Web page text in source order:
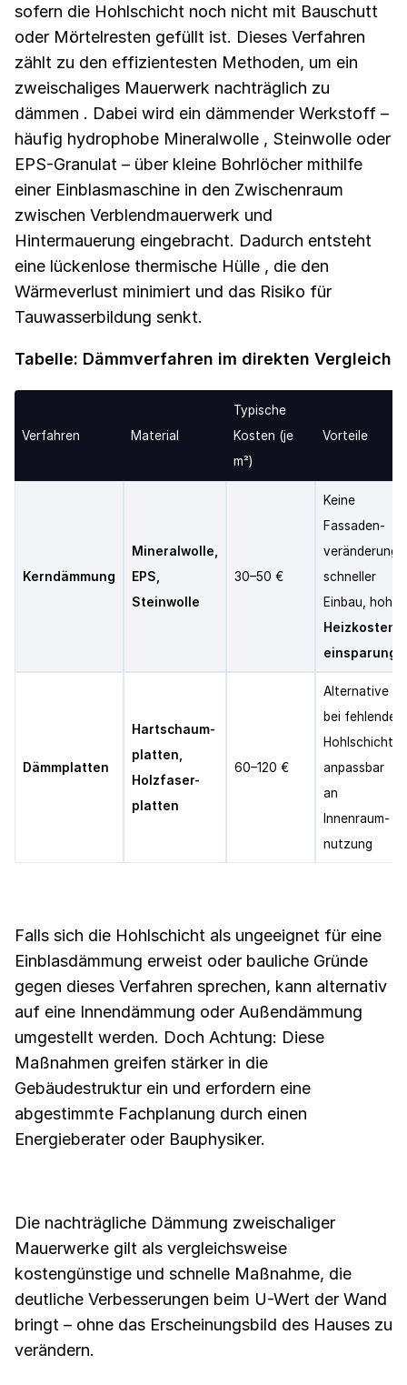
sofern die Hohlschicht noch nicht mit Bauschutt
oder Mörtelresten gefüllt ist. Dieses Verfahren
zählt zu den effizientesten Methoden, um ein
zweischaliges Mauerwerk nachträglich zu
dämmen . Dabei wird ein dämmender Werkstoff –
häufig hydrophobe Mineralwolle , Steinwolle oder
EPS-Granulat – über kleine Bohrlöcher mithilfe
einer Einblasmaschine in den Zwischenraum
zwischen Verblendmauerwerk und
Hintermauerung eingebracht. Dadurch entsteht
eine lückenlose thermische Hülle , die den
Wärmeverlust minimiert und das Risiko für
Tauwasserbildung senkt.
Tabelle: Dämmverfahren im direkten Vergleich
Verfahren Material
Typische
Kosten (je
m²)
Vorteile
Kerndämmung
Mineralwolle,
EPS,
Steinwolle
30–50 €
Keine
Fassaden-
veränderung,
schneller
Einbau, hohe
Heizkosten-
einsparung
Dämmplatten
Hartschaum-
platten,
Holzfaser-
platten
60–120 €
Alternative
bei fehlender
Hohlschicht,
anpassbar
an
Innenraum-
nutzung
Falls sich die Hohlschicht als ungeeignet für eine
Einblasdämmung erweist oder bauliche Gründe
gegen dieses Verfahren sprechen, kann alternativ
auf eine Innendämmung oder Außendämmung
umgestellt werden. Doch Achtung: Diese
Maßnahmen greifen stärker in die
Gebäudestruktur ein und erfordern eine
abgestimmte Fachplanung durch einen
Energieberater oder Bauphysiker.
Die nachträgliche Dämmung zweischaliger
Mauerwerke gilt als vergleichsweise
kostengünstige und schnelle Maßnahme, die
deutliche Verbesserungen beim U-Wert der Wand
bringt – ohne das Erscheinungsbild des Hauses zu
verändern.